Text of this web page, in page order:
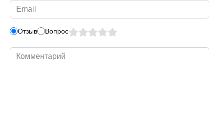
Email
*
Отзыв Вопрос
Комментарий